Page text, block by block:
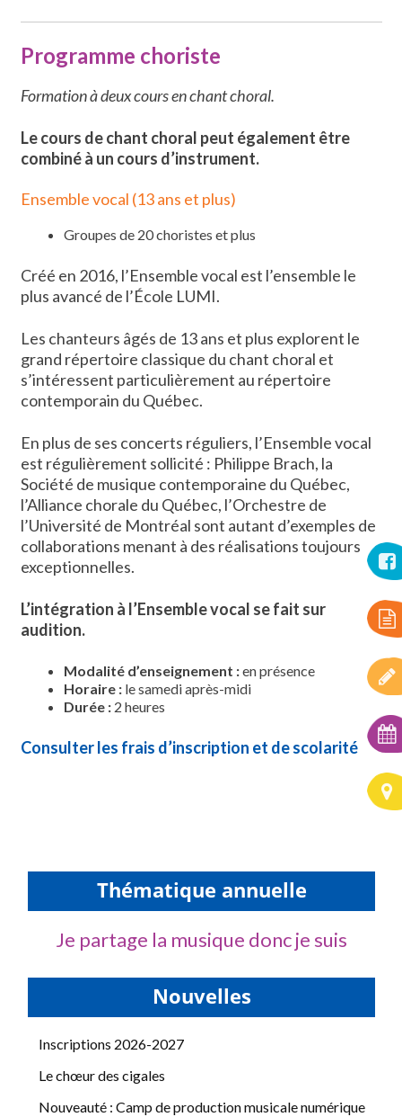
Programme choriste
Formation à deux cours en chant choral.
Le cours de chant choral peut également être
combiné à un cours d’instrument.
Ensemble vocal (13 ans et plus)
Groupes de 20 choristes et plus
Créé en 2016, l’Ensemble vocal est l’ensemble le
plus avancé de l’École LUMI.
Les chanteurs âgés de 13 ans et plus explorent le
grand répertoire classique du chant choral et
s’intéressent particulièrement au répertoire
contemporain du Québec.
En plus de ses concerts réguliers, l’Ensemble vocal
est régulièrement sollicité : Philippe Brach, la
Société de musique contemporaine du Québec,
l’Alliance chorale du Québec, l’Orchestre de
l’Université de Montréal sont autant d’exemples de
collaborations menant à des réalisations toujours
exceptionnelles.
L’intégration à l’Ensemble vocal se fait sur
audition.
Modalité d’enseignement :en présence
Horaire : le samedi après-midi
Durée : 2 heures
Consulter les frais d’inscription et de scolarité
Thématique annuelle
Je partage la musique donc je suis
Nouvelles
Inscriptions 2026-2027
Le chœur des cigales
Nouveauté : Camp de production musicale numérique